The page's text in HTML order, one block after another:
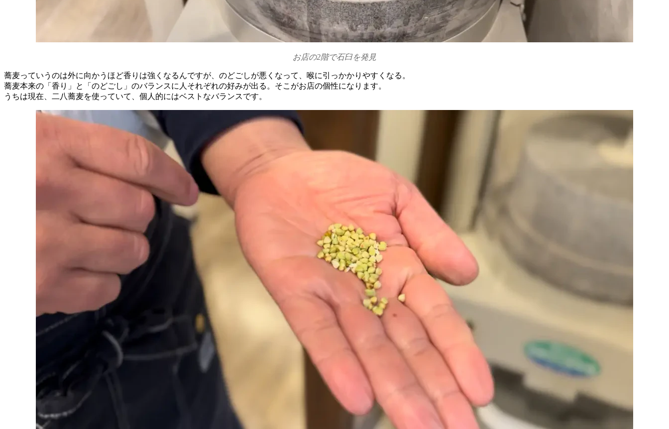
お店の2階で石臼を発見
蕎麦っていうのは外に向かうほど香りは強くなるんですが、のどごしが悪くなって、喉に引っかかりやすくなる。
蕎麦本来の「香り」と「のどごし」のバランスに人それぞれの好みが出る。そこがお店の個性になります。
うちは現在、二八蕎麦を使っていて、個人的にはベストなバランスです。